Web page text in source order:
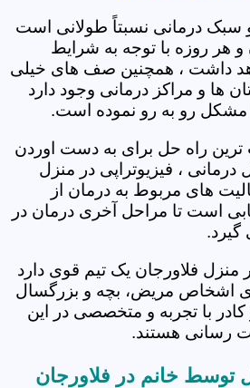
سبک درمانی نسبتاً طولانی است
هر روزه با توجه به شرایط
داشت ، همچنین صف های خیلی
ها و مراکز درمانی وجود دارد
مشکل رو به رو نموده است.
راه حل برای به دست اوردن
، فیزیوتراپی در منزل
های مربوط به درمان از
است تا مراحل آخری درمان در
منزل فلاورجان یک تیم قوی دارد
اشخاص مریض، بچه و بزرگسال
کادر با تجربه و متخصصی در این
رسانی هستند.
توسط خانم در فلاورجان